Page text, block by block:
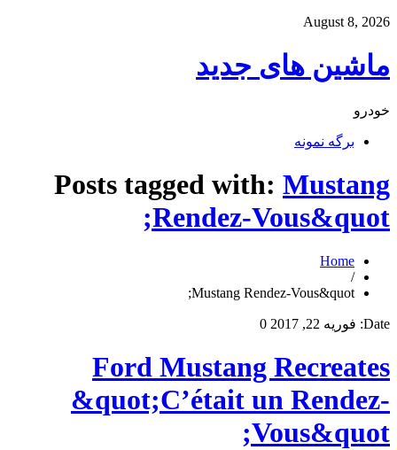
August 8, 2026
ماشین های جدید
خودرو
برگه نمونه
Posts tagged with: Mustang
Rendez-Vous&quot;
Home
/
Mustang Rendez-Vous&quot;
Date: فوریه 22, 2017 0
Ford Mustang Recreates
&quot;C’était un Rendez-
Vous&quot;